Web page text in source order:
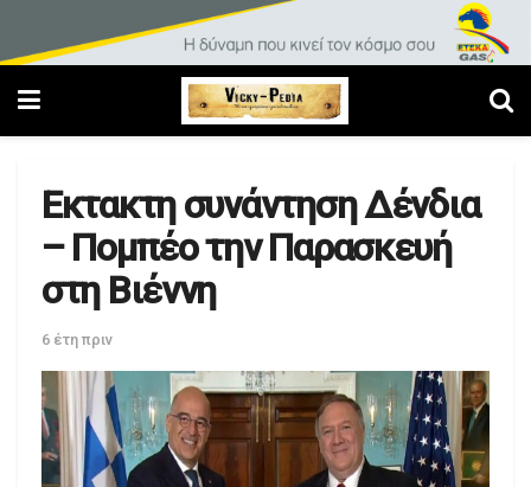
Εκτακτη συνάντηση Δένδια
– Πομπέο την Παρασκευή
στη Βιέννη
6 έτη πριν